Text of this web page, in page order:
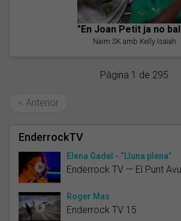
"En Joan Petit ja no
Naim SK amb Kelly Isaiah
Pàgina 1 de 295
< Anterior
EnderrockTV
Elena Gadel - “Lluna plena”
Enderrock TV — El Punt
Roger Mas
Enderrock TV 15